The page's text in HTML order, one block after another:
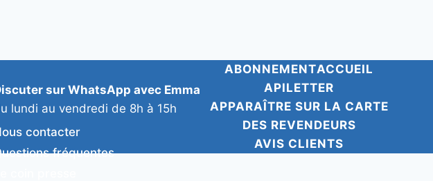
sur WhatsApp avec Emma
lundi au vendredi de 8h à 15h
contacter
fréquentes
ABONNEMENTACCUEIL
APILETTER
APPARAÎTRE SUR LA CARTE
DES REVENDEURS
AVIS CLIENTS